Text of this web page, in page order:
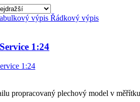
výpis Řádkový výpis
1:24
propracovaný plechový model v